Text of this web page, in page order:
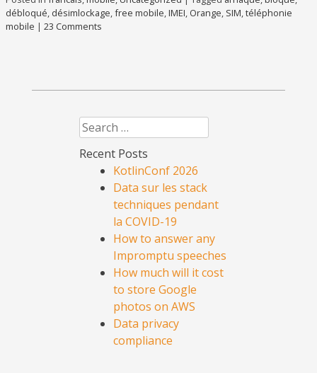
débloqué, désimlockage,free mobile,IMEI, Orange, SIM,téléphonie
mobile | 23 Comments
Search
Recent Posts
KotlinConf 2026
Data sur les stack
techniques pendant
la COVID-19
How to answer any
Impromptu speeches
How much will it cost
to store Google
photos on AWS
Data privacy
compliance